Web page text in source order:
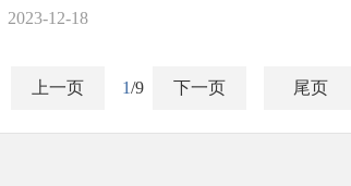
2023-12-18
上一页 1/9 下一页 尾页